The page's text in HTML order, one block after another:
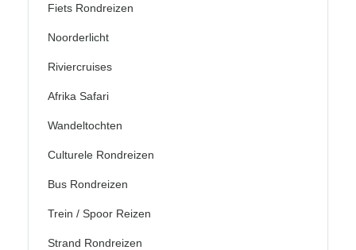
Fiets Rondreizen
Noorderlicht
Riviercruises
Afrika Safari
Wandeltochten
Culturele Rondreizen
Bus Rondreizen
Trein / Spoor Reizen
Strand Rondreizen